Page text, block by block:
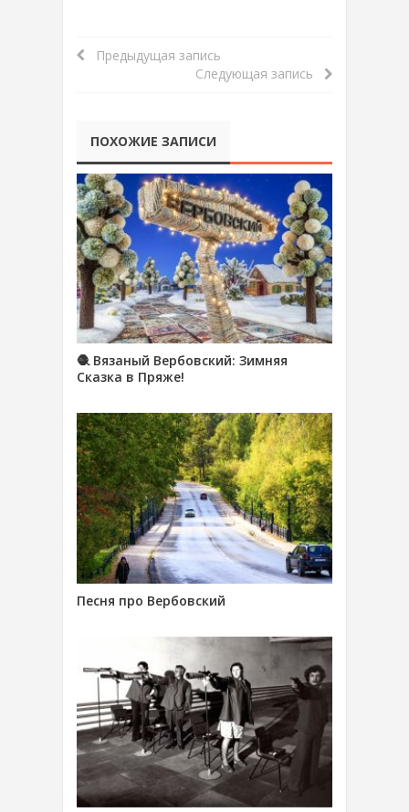
Предыдущая запись
Следующая запись
ПОХОЖИЕ ЗАПИСИ
🧶 Вязаный Вербовский: Зимняя
Сказка в Пряже!
Песня про Вербовский